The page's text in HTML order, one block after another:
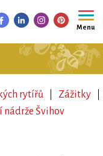
Menu
rytířů
Zážitky
nádrže Švihov